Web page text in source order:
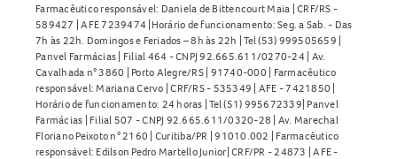
Farmacêutico responsável: Daniela de Bittencourt Maia | CRF/RS -
589427 | AFE 7239474 |Horário de funcionamento: Seg. a Sab. - Das
7h às 22h. Domingos e Feriados – 8h às 22h | Tel (53) 999505659 |
Panvel Farmácias | Filial 464 - CNPJ 92.665.611/0270-24 | Av.
Cavalhada n° 3860 | Porto Alegre/RS | 91740-000 | Farmacêutico
responsável: Mariana Cervo | CRF/RS - 535349 | AFE - 7421850 |
Horário de funcionamento: 24 horas | Tel (51) 995672339| Panvel
Farmácias | Filial 507 - CNPJ 92.665.611/0320-28 | Av. Marechal
Floriano Peixoto n° 2160 | Curitiba/PR | 91010.002 | Farmacêutico
responsável: Edilson Pedro Martello Junior| CRF/PR - 24873 | AFE -